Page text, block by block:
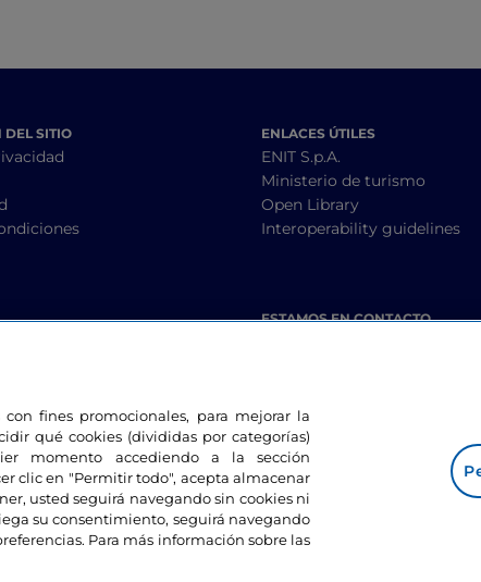
DEL SITIO ENLACES ÚTILES
ENIT S.p.A.
Ministerio de turismo
Open Library
Interoperability guidelines
ESTAMOS EN CONTACTO
fines promocionales, para mejorar la
qué cookies (divididas por categorías)
momento accediendo a la sección
clic en "Permitir todo", acepta almacenar
usted seguirá navegando sin cookies ni
su consentimiento, seguirá navegando
Para más información sobre las